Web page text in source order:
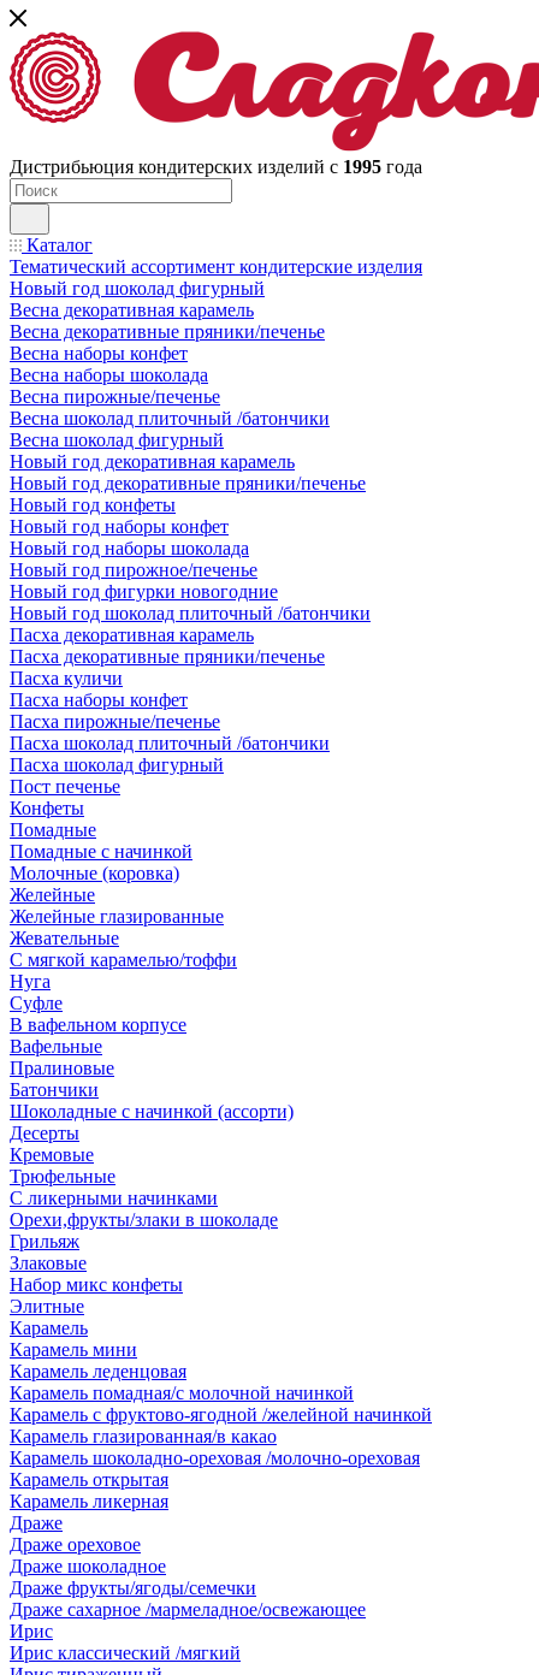
Дистрибьюция кондитерских изделий с 1995 года
Каталог
Тематический ассортимент кондитерские изделия
Новый год шоколад фигурный
Весна декоративная карамель
Весна декоративные пряники/печенье
Весна наборы конфет
Весна наборы шоколада
Весна пирожные/печенье
Весна шоколад плиточный /батончики
Весна шоколад фигурный
Новый год декоративная карамель
Новый год декоративные пряники/печенье
Новый год конфеты
Новый год наборы конфет
Новый год наборы шоколада
Новый год пирожное/печенье
Новый год фигурки новогодние
Новый год шоколад плиточный /батончики
Пасха декоративная карамель
Пасха декоративные пряники/печенье
Пасха куличи
Пасха наборы конфет
Пасха пирожные/печенье
Пасха шоколад плиточный /батончики
Пасха шоколад фигурный
Пост печенье
Конфеты
Помадные
Помадные с начинкой
Молочные (коровка)
Желейные
Желейные глазированные
Жевательные
С мягкой карамелью/тоффи
Нуга
Суфле
В вафельном корпусе
Вафельные
Пралиновые
Батончики
Шоколадные с начинкой (ассорти)
Десерты
Кремовые
Трюфельные
С ликерными начинками
Орехи,фрукты/злаки в шоколаде
Грильяж
Злаковые
Набор микс конфеты
Элитные
Карамель
Карамель мини
Карамель леденцовая
Карамель помадная/с молочной начинкой
Карамель с фруктово-ягодной /желейной начинкой
Карамель глазированная/в какао
Карамель шоколадно-ореховая /молочно-ореховая
Карамель открытая
Карамель ликерная
Драже
Драже ореховое
Драже шоколадное
Драже фрукты/ягоды/семечки
Драже сахарное /мармеладное/освежающее
Ирис
Ирис классический /мягкий